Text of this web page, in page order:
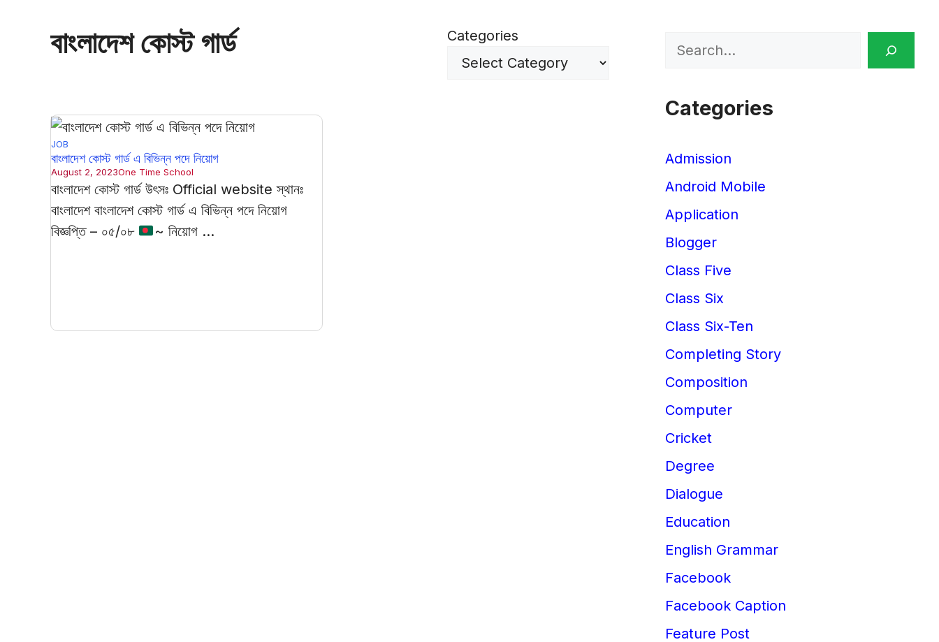
বাংলাদেশ কোস্ট গার্ড Categories
JOB
বাংলাদেশ কোস্ট গার্ড এ বিভিন্ন পদে নিয়োগ
August 2, 2023One Time School
বাংলাদেশ কোস্ট গার্ড উৎসঃ Official website স্থানঃ
বাংলাদেশ বাংলাদেশ কোস্ট গার্ড এ বিভিন্ন পদে নিয়োগ
বিজ্ঞপ্তি – ০৫/০৮
~ নিয়োগ ...
Search
Categories
Admission
Android Mobile
Application
Blogger
Class Five
Class Six
Class Six-Ten
Completing Story
Composition
Computer
Cricket
Degree
Dialogue
Education
English Grammar
Facebook
Facebook Caption
Feature Post